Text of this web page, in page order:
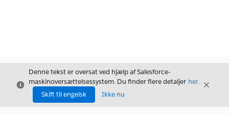
Luk
Denne tekst er oversat ved hjælp af Salesforce-
maskinoversættelsessystem. Du finder flere detaljer her.
Skift til engelsk
Ikke nu
Luk